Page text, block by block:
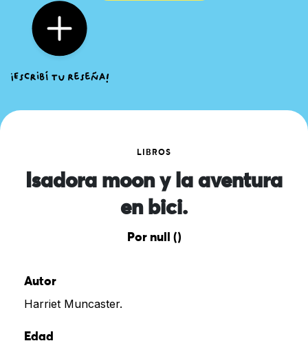
LIBROS
Isadora moon y la aventura
en bici.
Por null ()
Autor
Harriet Muncaster.
Edad